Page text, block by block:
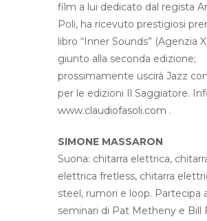
film a lui dedicato dal regista
Poli, ha ricevuto prestigiosi
libro “Inner Sounds” (Agenzia
giunto alla seconda edizione;
prossimamente uscirà Jazz
per le edizioni Il Saggiatore.
www.claudiofasoli.com .
SIMONE MASSARON
Suona: chitarra elettrica,
elettrica fretless, chitarra
steel, rumori e loop. Partecipa
seminari di Pat Metheny e Bill